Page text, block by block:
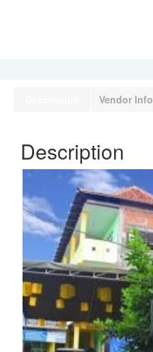
Vendor Info
Description